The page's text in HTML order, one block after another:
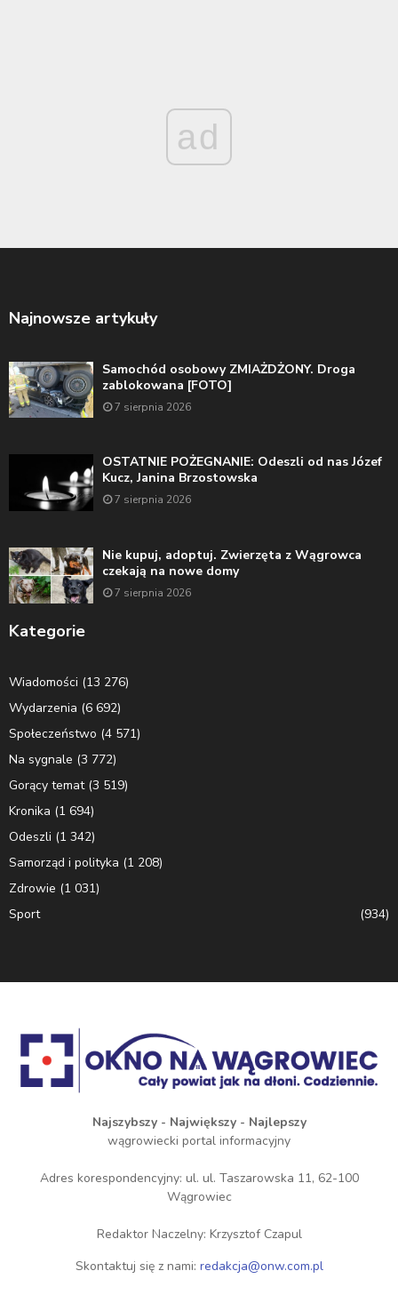
ad
Najnowsze artykuły
Samochód osobowy ZMIAŻDŻONY. Droga
zablokowana [FOTO]
7 sierpnia 2026
OSTATNIE POŻEGNANIE: Odeszli od nas Józef
Kucz, Janina Brzostowska
7 sierpnia 2026
Nie kupuj, adoptuj. Zwierzęta z Wągrowca
czekają na nowe domy
7 sierpnia 2026
Kategorie
Wiadomości (13 276)
Wydarzenia (6 692)
Społeczeństwo (4 571)
Na sygnale (3 772)
Gorący temat(3 519)
Kronika (1 694)
Odeszli (1 342)
Samorząd i polityka (1 208)
Zdrowie (1 031)
Sport
(934)
Najszybszy - Największy - Najlepszy
wągrowiecki portal informacyjny
Adres korespondencyjny: ul. ul. Taszarowska 11, 62-100
Wągrowiec
Redaktor Naczelny: Krzysztof Czapul
Skontaktuj się z nami: redakcja@onw.com.pl